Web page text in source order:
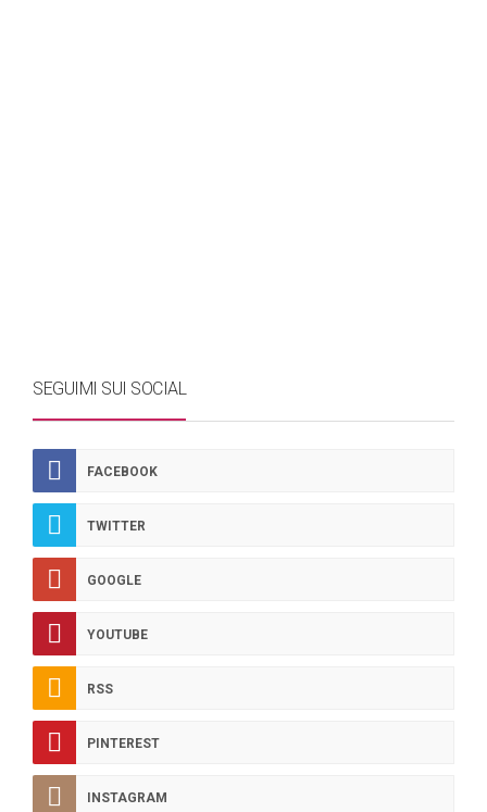
SEGUIMI SUI SOCIAL
FACEBOOK
TWITTER
GOOGLE
YOUTUBE
RSS
PINTEREST
INSTAGRAM